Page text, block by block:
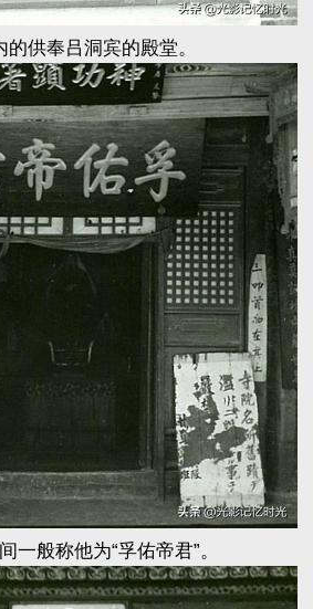
的供奉吕洞宾的殿堂。
一般称他为“孚佑帝君”。